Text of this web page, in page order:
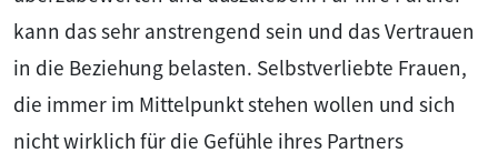
kann das sehr anstrengend sein und das Vertrauen
in die Beziehung belasten. Selbstverliebte Frauen,
die immer im Mittelpunkt stehen wollen und sich
nicht wirklich für die Gefühle ihres Partners